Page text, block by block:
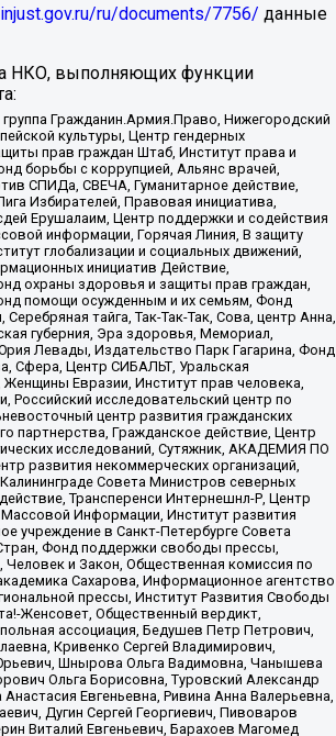
ru/documents/7756/ данные
НКО, выполняющих функции
Гражданин.Армия.Право, Нижегородский
культуры, Центр гендерных
прав граждан Штаб, Институт права и
борьбы с коррупцией, Альянс врачей,
СПИДа, СВЕЧА, Гуманитарное действие,
Избирателей, Правовая инициатива,
Ерушалаим, Центр поддержки и содействия
информации, Горячая Линия, В защиту
глобализации и социальных движений,
инициатив Действие,
охраны здоровья и защиты прав граждан,
помощи осужденным и их семьям, Фонд
тайга, Так-Так-Так, Сова, центр Анна,
губерния, Эра здоровья, Мемориал,
Левады, Издательство Парк Гагарина, Фонд
Сфера, Центр СИБАЛЬТ, Уральская
Женщины Евразии, Институт прав человека,
Российский исследовательский центр по
центр развития гражданских
партнерства, Гражданское действие, Центр
исследований, Сутяжник, АКАДЕМИЯ ПО
развития некоммерческих организаций,
Совета Министров северных
Трансперенси Интернешнл-Р, Центр
Информации, Институт развития
учреждение в Санкт-Петербурге Совета
Фонд поддержки свободы прессы,
Человек и Закон, Общественная комиссия по
Сахарова, Информационное агентство
прессы, Институт Развития Свободы
Женсовет, Общественный вердикт,
ассоциация, Бедушев Петр Петрович,
Кривенко Сергей Владимирович,
Шнырова Ольга Вадимовна, Чанышева
Ольга Борисовна, Туровский Александр
Евгеньевна, Ривина Анна Валерьевна,
Дугин Сергей Георгиевич, Пивоваров
Виталий Евгеньевич, Барахоев Магомед